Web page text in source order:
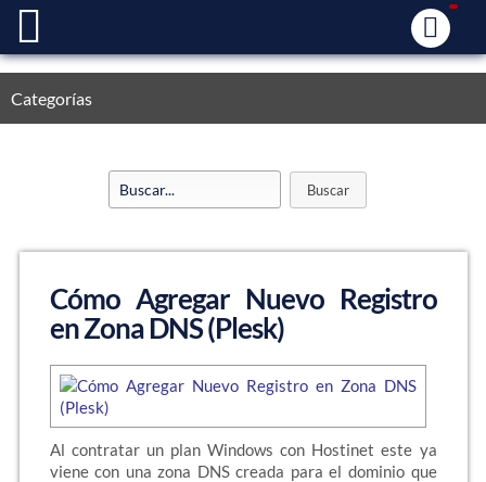
Categorías
Cómo Agregar Nuevo Registro
en Zona DNS (Plesk)
Al contratar un plan Windows con Hostinet este ya
viene con una zona DNS creada para el dominio que